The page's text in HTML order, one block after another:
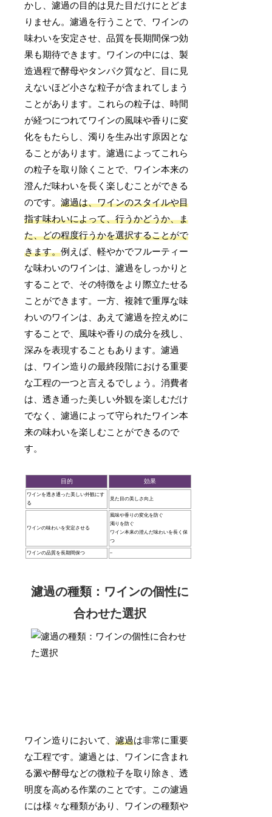
かし、濾過の目的は見た目だけにとどま
りません。濾過を行うことで、ワインの
味わいを安定させ、品質を長期間保つ効
果も期待できます。ワインの中には、製
造過程で酵母やタンパク質など、目に見
えないほど小さな粒子が含まれてしまう
ことがあります。これらの粒子は、時間
が経つにつれてワインの風味や香りに変
化をもたらし、濁りを生み出す原因とな
ることがあります。濾過によってこれら
の粒子を取り除くことで、ワイン本来の
澄んだ味わいを長く楽しむことができる
のです。濾過は、ワインのスタイルや目
指す味わいによって、行うかどうか、ま
た、どの程度行うかを選択することがで
きます。例えば、軽やかでフルーティー
な味わいのワインは、濾過をしっかりと
することで、その特徴をより際立たせる
ことができます。一方、複雑で重厚な味
わいのワインは、あえて濾過を控えめに
することで、風味や香りの成分を残し、
深みを表現することもあります。濾過
は、ワイン造りの最終段階における重要
な工程の一つと言えるでしょう。消費者
は、透き通った美しい外観を楽しむだけ
でなく、濾過によって守られたワイン本
来の味わいを楽しむことができるので
す。
目的 効果
ワインを透き通った美しい外観にす
る
見た目の美しさ向上
ワインの味わいを安定させる
風味や香りの変化を防ぐ
濁りを防ぐ
ワイン本来の澄んだ味わいを長く保
つ
ワインの品質を長期間保つ –
濾過の種類：ワインの個性に
合わせた選択
ワイン造りにおいて、濾過は非常に重要
な工程です。濾過とは、ワインに含まれ
る澱や酵母などの微粒子を取り除き、透
明度を高める作業のことです。この濾過
には様々な種類があり、ワインの種類や